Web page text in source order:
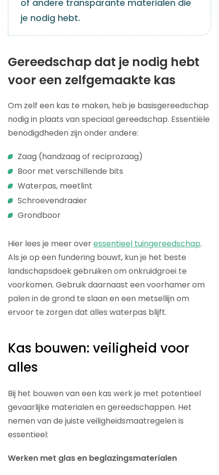
of andere transparante materialen die
je nodig hebt.
Gereedschap dat je nodig hebt
voor een zelfgemaakte kas
Om zelf een kas te maken, heb je basisgereedschap
nodig in plaats van speciaal gereedschap. Essentiële
benodigdheden zijn onder andere:
Zaag (handzaag of reciprozaag)
Boor met verschillende bits
Waterpas, meetlint
Schroevendraaier
Grondboor
Hier lees je meer overessentieel tuingereedschap.
Als je op een fundering bouwt, kun je het beste
landschapsdoek gebruiken om onkruidgroei te
voorkomen. Gebruik daarnaast een voorhamer om
palen in de grond te slaan en een metsellijn om
ervoor te zorgen dat alles waterpas blijft.
Kas bouwen: veiligheid voor
alles
Bij het bouwen van een kas werk je met potentieel
gevaarlijke materialen en gereedschappen. Het
nemen van de juiste veiligheidsmaatregelen is
essentieel:
Werken met glas en beglazingsmaterialen